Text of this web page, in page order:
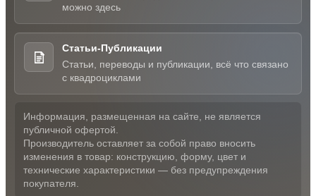
можно здесь
Статьи-Публикации
Статьи, переводы и публикации, всё что связано
с квадроциклами
Информация, размещенная на сайте, не является
публичной офертой.
Производитель оставляет за собой право вносить
изменения в товар: конструкцию, форму, цвет и
технические характеристики — без предупреждения
покупателя.